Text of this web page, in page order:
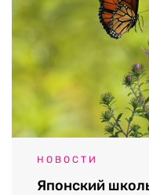
НОВОСТИ
Японский